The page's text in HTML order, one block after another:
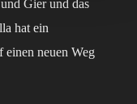
Gier und das
hat ein
einen neuen Weg